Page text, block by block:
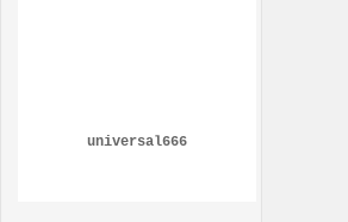
universal666